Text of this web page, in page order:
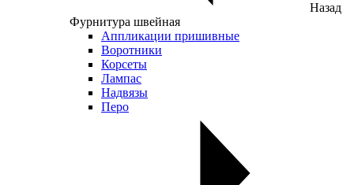
Назад
Фурнитура швейная
Аппликации пришивные
Воротники
Корсеты
Лампас
Надвязы
Перо